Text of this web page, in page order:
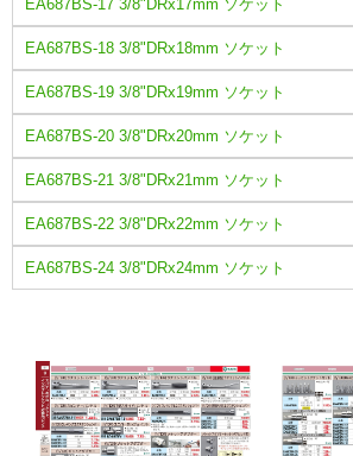
EA687BS-17 3/8"DRx17mm ソケット
EA687BS-18 3/8"DRx18mm ソケット
EA687BS-19 3/8"DRx19mm ソケット
EA687BS-20 3/8"DRx20mm ソケット
EA687BS-21 3/8"DRx21mm ソケット
EA687BS-22 3/8"DRx22mm ソケット
EA687BS-24 3/8"DRx24mm ソケット